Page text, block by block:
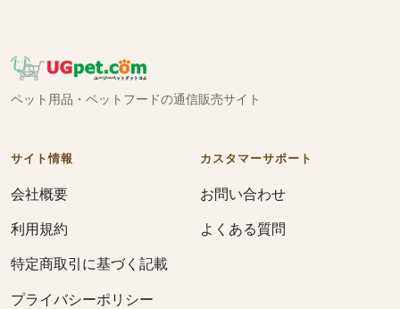
ペット用品・ペットフードの通信販売サイト
サイト情報
会社概要
利用規約
特定商取引に基づく記載
プライバシーポリシー
カスタマーサポート
お問い合わせ
よくある質問